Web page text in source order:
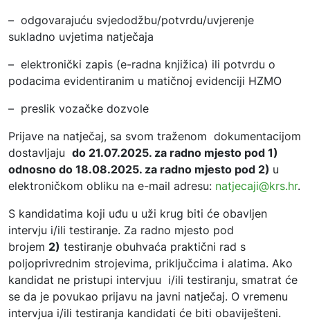
– odgovarajuću svjedodžbu/potvrdu/uvjerenje
sukladno uvjetima natječaja
– elektronički zapis (e-radna knjižica) ili potvrdu o
podacima evidentiranim u matičnoj evidenciji HZMO
– preslik vozačke dozvole
Prijave na natječaj, sa svom traženom dokumentacijom
dostavljaju do 21.07.2025. za radno mjesto pod 1)
odnosno do 18.08.2025. za radno mjesto pod 2) u
elektroničkom obliku na e-mail adresu: natjecaji@krs.hr.
S kandidatima koji uđu u uži krug biti će obavljen
intervju i/ili testiranje. Za radno mjesto pod
brojem 2) testiranje obuhvaća praktični rad s
poljoprivrednim strojevima, priključcima i alatima. Ako
kandidat ne pristupi intervjuu i/ili testiranju, smatrat će
se da je povukao prijavu na javni natječaj. O vremenu
intervjua i/ili testiranja kandidati će biti obaviješteni.